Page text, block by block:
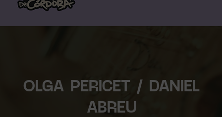
OLGA PERICET / DANIEL
ABREU